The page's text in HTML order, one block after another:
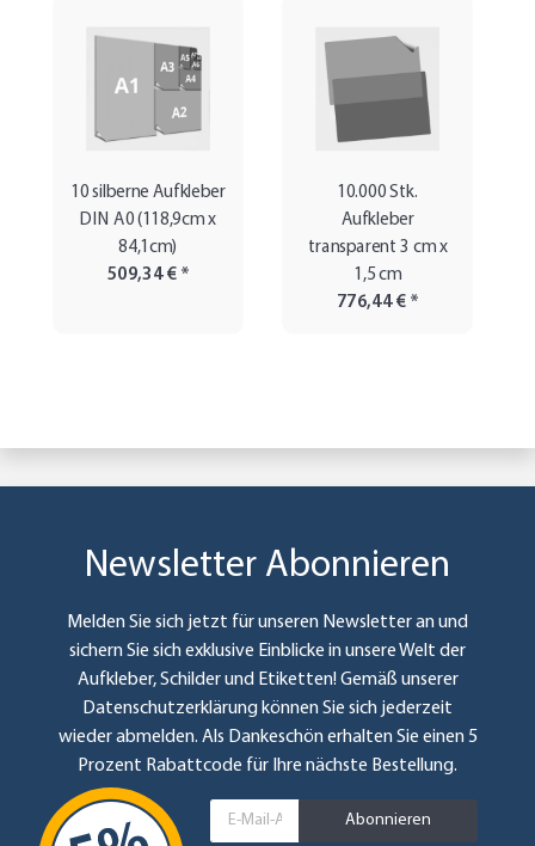
10 silberne Aufkleber
DIN A0 (118,9cm x
84,1cm)
509,34 € *
10.000 Stk.
Aufkleber
transparent 3 cm x
1,5 cm
776,44 € *
Newsletter Abonnieren
Melden Sie sich jetzt für unseren Newsletter an und
sichern Sie sich exklusive Einblicke in unsere Welt der
Aufkleber, Schilder und Etiketten! Gemäß unserer
Datenschutzerklärung können Sie sich jederzeit
wieder abmelden. Als Dankeschön erhalten Sie einen 5
Prozent Rabattcode für Ihre nächste Bestellung.
Abonnieren